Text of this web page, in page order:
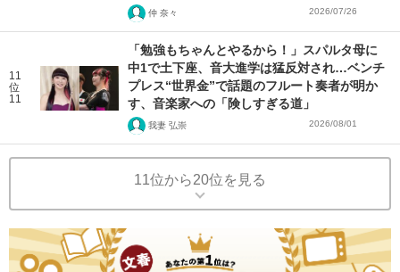
仲 奈々 2026/07/26
11
位
11
「勉強もちゃんとやるから！」スパルタ母に
中1で土下座、音大進学は猛反対され…ベンチ
プレス“世界金”で話題のフルート奏者が明か
す、音楽家への「険しすぎる道」
我妻 弘崇 2026/08/01
11位から20位を見る